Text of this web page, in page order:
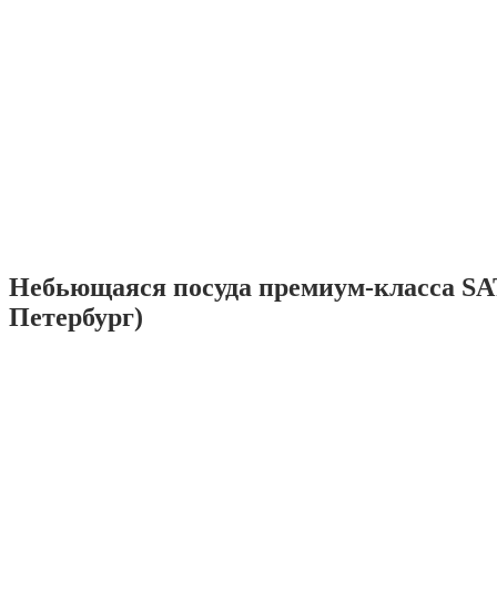
Небьющаяся посуда премиум-класса
Петербург)